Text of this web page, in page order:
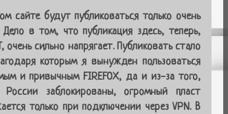
сайте будут публиковаться только очень
в том, что публикация здесь, теперь,
сильно напрягает. Публиковать стало
которым я вынужден пользоваться
и привычным FIREFOX, да и из-за того,
заблокированы, огромный пласт
только при подключении через VPN. В